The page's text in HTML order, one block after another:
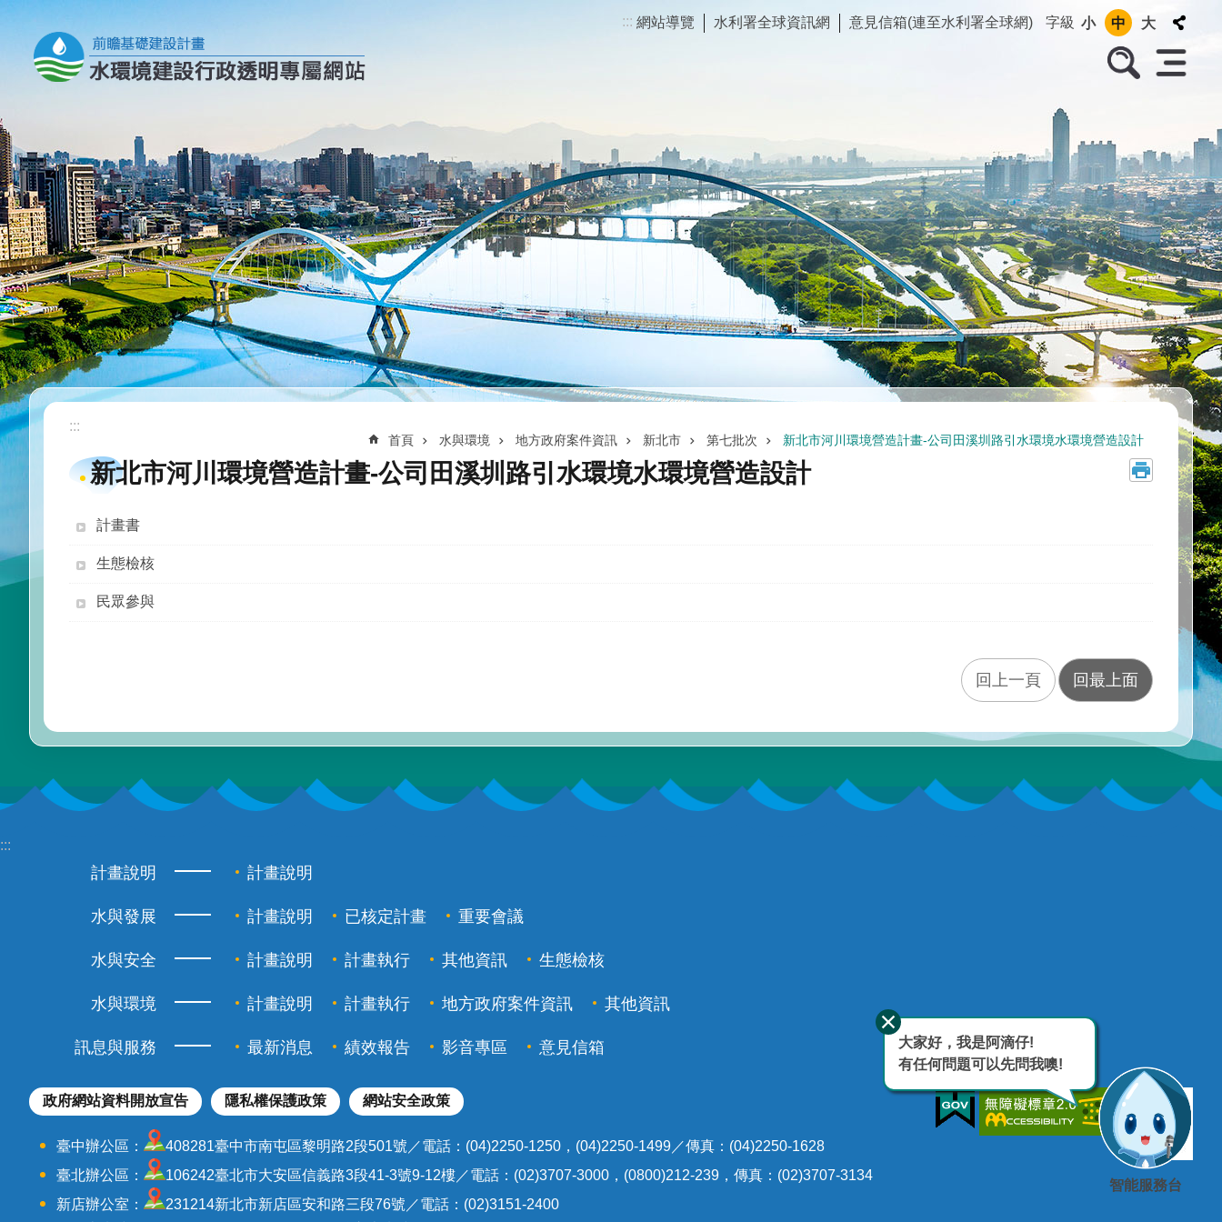
跳到主要內容區塊 ::: 網站導覽 水利署全球資訊網 意見信箱(連至水利署全球網) 字級 小 中 大
:::
首頁 水與環境 地方政府案件資訊 新北市 第七批次 新北市河川環境營造計畫-公司田溪圳路引水環境水環境營造設計
新北市河川環境營造計畫-公司田溪圳路引水環境水環境營造設計
計畫書
生態檢核
民眾參與
回上一頁 回最上面
:::
計畫說明 計畫說明
水與發展 計畫說明 已核定計畫 重要會議
水與安全 計畫說明 計畫執行 其他資訊 生態檢核
水與環境 計畫說明 計畫執行 地方政府案件資訊 其他資訊
訊息與服務 最新消息 績效報告 影音專區 意見信箱
政府網站資料開放宣告 隱私權保護政策 網站安全政策
臺中辦公區：
408281臺中市南屯區黎明路2段501號／電話：(04)2250-1250，(04)2250-1499／傳真：(04)2250-1628
臺北辦公區：
106242臺北市大安區信義路3段41-3號9-12樓／電話：(02)3707-3000，(0800)212-239，傳真：(02)3707-3134
新店辦公室：
231214新北市新店區安和路三段76號／電話：(02)3151-2400
大家好，我是阿滴仔!
有任何問題可以先問我噢!
智能服務台